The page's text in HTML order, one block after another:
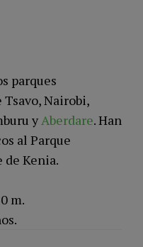
parques
Nairobi,
yAberdare. Han
al Parque
Kenia.
m.